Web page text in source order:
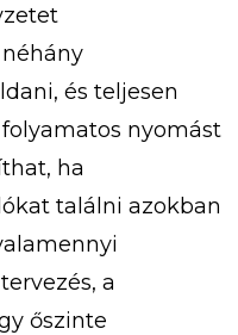
és teljesen
nyomást
ha
találni azokban
a
őszinte